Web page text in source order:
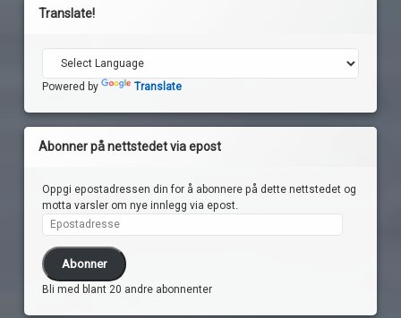
Translate!
Powered by Translate
Abonner på nettstedet via epost
Oppgi epostadressen din for å abonnere på dette nettstedet og
motta varsler om nye innlegg via epost.
Epostadresse
Abonner
Bli med blant 20 andre abonnenter